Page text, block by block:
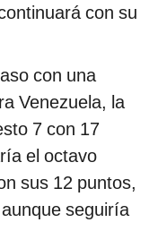
con su
con una
Venezuela, la
7 con 17
el octavo
sus 12 puntos,
seguiría